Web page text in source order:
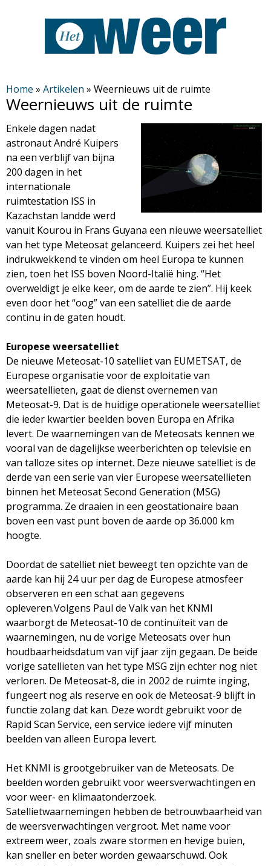
en
naar
algemene
inhoud
gaan
H
e
t
W
e
e
r
M
a
g
a
z
i
n
e
Home » Artikelen » Weernieuws uit de ruimte
Weernieuws uit de ruimte
Enkele dagen nadat
astronaut André Kuipers
na een verblijf van bijna
200 dagen in het
internationale
ruimtestation ISS in
Kazachstan landde werd
vanuit Kourou in Frans Guyana een nieuwe weersatelliet
van het type Meteosat gelanceerd. Kuipers zei het heel
indrukwekkend te vinden om heel Europa te kunnen
zien, toen het ISS boven Noord-Italië hing. “Het
overweldigt je elke keer, om de aarde te zien”. Hij keek
even door het “oog” van een satelliet die de aarde
continu in de gaten houdt.
Europese weersatelliet
De nieuwe Meteosat-10 satelliet van EUMETSAT, de
Europese organisatie voor de exploitatie van
weersatellieten, gaat de dienst overnemen van
Meteosat-9. Dat is de huidige operationele weersatelliet
die ieder kwartier beelden boven Europa en Afrika
levert. De waarnemingen van de Meteosats kennen we
vooral van de dagelijkse weerberichten op televisie en
van talloze sites op internet. Deze nieuwe satelliet is de
derde van een serie van vier Europese weersatellieten
binnen het Meteosat Second Generation (MSG)
programma. Ze draaien in een geostationaire baan
boven een vast punt boven de aarde op 36.000 km
hoogte.
Doordat de satelliet niet beweegt ten opzichte van de
aarde kan hij 24 uur per dag de Europese atmosfeer
observeren en een schat aan gegevens
opleveren.Volgens Paul de Valk van het KNMI
waarborgt de Meteosat-10 de continuïteit van de
waarnemingen, nu de vorige Meteosats over hun
houdbaarheidsdatum van vijf jaar zijn gegaan. De beide
vorige satellieten van het type MSG zijn echter nog niet
verloren. De Meteosat-8, die in 2002 de ruimte inging,
fungeert nog als reserve en ook de Meteosat-9 blijft in
functie zolang dat kan. Deze wordt gebruikt voor de
Rapid Scan Service, een service iedere vijf minuten
beelden van alleen Europa levert.
Het KNMI is grootgebruiker van de Meteosats. De
beelden worden gebruikt voor weersverwachtingen en
voor weer- en klimaatonderzoek.
Satellietwaarnemingen hebben de betrouwbaarheid van
de weersverwachtingen vergroot. Met name voor
extreem weer, zoals zware stormen en hevige buien,
kan sneller en beter worden gewaarschuwd. Ook